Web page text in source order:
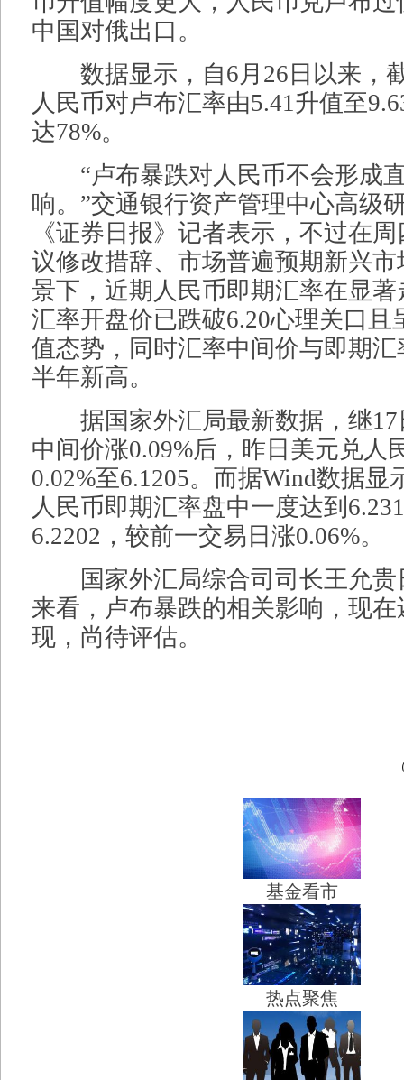
中国对俄出口。
数据显示，自6月26日以来，
人民币对卢布汇率由5.41升值至
达78%。
“卢布暴跌对人民币不会形成
响。”交通银行资产管理中心高级
《证券日报》记者表示，不过在
议修改措辞、市场普遍预期新兴
景下，近期人民币即期汇率在显
汇率开盘价已跌破6.20心理关口且
值态势，同时汇率中间价与即期
半年新高。
据国家外汇局最新数据，继17
中间价涨0.09%后，昨日美元兑人
0.02%至6.1205。而据Wind数据显
人民币即期汇率盘中一度达到
6.2202，较前一交易日涨0.06%。
国家外汇局综合司司长王允贵
来看，卢布暴跌的相关影响，现
现，尚待评估。
基金看市
热点聚焦